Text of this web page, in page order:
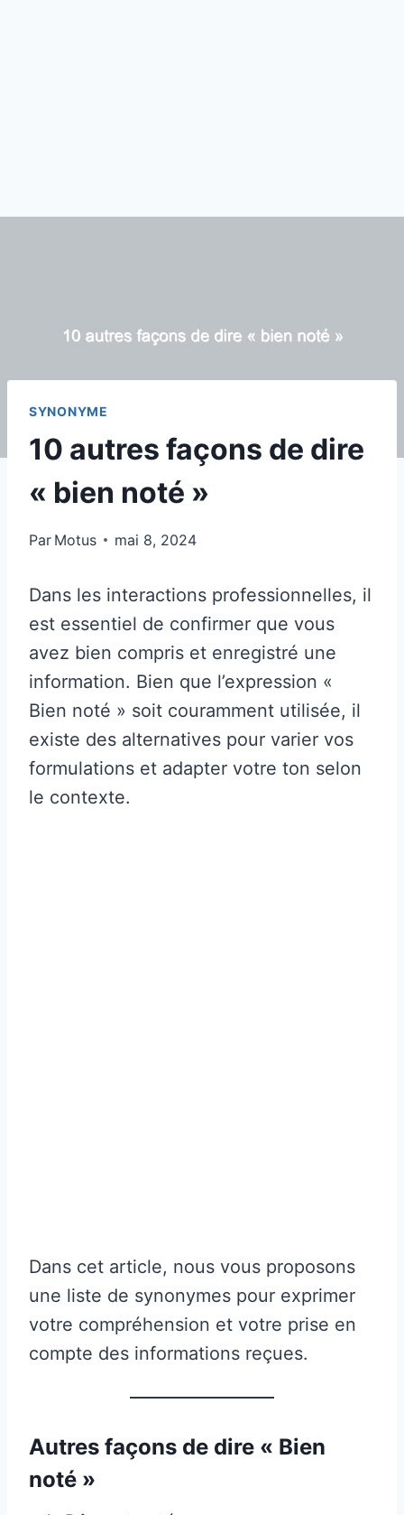
SYNONYME
10 autres façons de dire
« bien noté »
Par Motus mai 8, 2024
Dans les interactions professionnelles, il
est essentiel de confirmer que vous
avez bien compris et enregistré une
information. Bien que l’expression «
Bien noté » soit couramment utilisée, il
existe des alternatives pour varier vos
formulations et adapter votre ton selon
le contexte.
Dans cet article, nous vous proposons
une liste de synonymes pour exprimer
votre compréhension et votre prise en
compte des informations reçues.
Autres façons de dire « Bien
noté »